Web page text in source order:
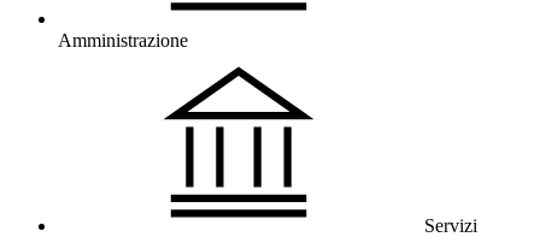
Amministrazione
Servizi